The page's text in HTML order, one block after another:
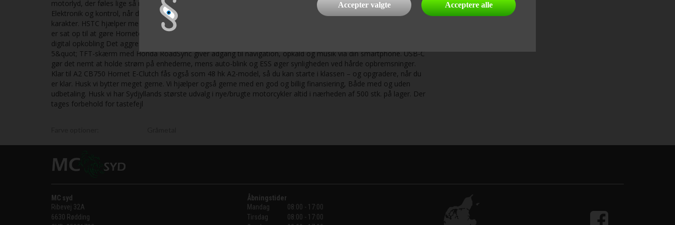
motorlyd, der føles lige så meget, som den høres – perfekt til både bykørsel og dynamiske ture på landevejen.
Elektronik og kontrol, når det tæller Throttle By Wire giver adgang til køreprogrammer og finjustering af motorens
karakter. HSTC hjælper med at holde grebet, og Wheelie Control giver ekstra stabilitet, når tempoet stiger. Det hele
er sat op til at gøre Horneten hurtig, forudsigelig og nem at udnytte – uanset erfaring. Streetfighter-design og fuld
digital opkobling Det aggressive Hornet-look får et ekstra løft med den nye undercowl på E-Clutch-modellen. En
5&quot; TFT-skærm med Honda RoadSync giver adgang til navigation, opkald og musik via din smartphone. USB-C
gør det nemt at holde strøm på enhederne, mens auto-blink og ESS øger synligheden ved hårde opbremsninger.
Klar til A2 CB750 Hornet E-Clutch fås også som 48 hk A2-model, så du kan starte i klassen – og opgradere, når du
er klar. Husk vi bytter meget gerne. Vi hjælper også gerne med en god og billig finansiering, Både med og uden
udbetaling. Husk vi har Sydjyllands største udvalg i nye/brugte motorcykler altid i nærheden af 500 stk. på lager. Der
tages forbehold for tastefejl
MC syd
Ribevej 32A
6630 Rødding
Åbningstider
Mandag
08:00 - 17:00
Tirsdag
08:00 - 17:00
Accepter valgte Acceptere alle